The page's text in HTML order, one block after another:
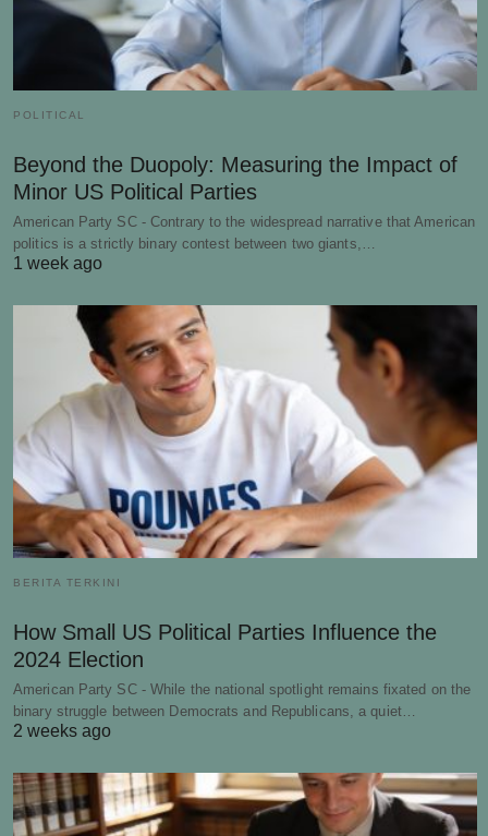
POLITICAL
Beyond the Duopoly: Measuring the Impact of
Minor US Political Parties
American Party SC - Contrary to the widespread narrative that American
politics is a strictly binary contest between two giants,…
1 week ago
BERITA TERKINI
How Small US Political Parties Influence the
2024 Election
American Party SC - While the national spotlight remains fixated on the
binary struggle between Democrats and Republicans, a quiet…
2 weeks ago